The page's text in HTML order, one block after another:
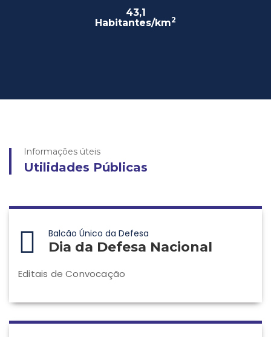
43,1
Habitantes/km2
Informações úteis
Utilidades Públicas
Balcão Único da Defesa
Dia da Defesa Nacional
Editais de Convocação